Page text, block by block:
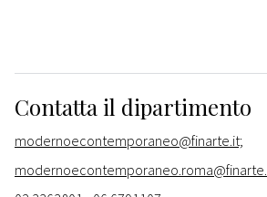
Contatta il dipartimento
modernoecontemporaneo@finarte.it;